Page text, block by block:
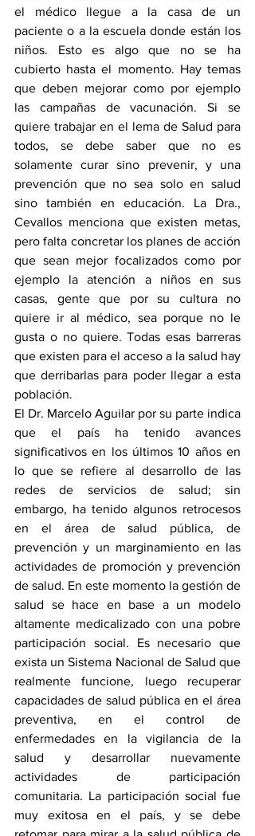
el médico llegue a la casa de un
paciente o a la escuela donde están los
niños. Esto es algo que no se ha
cubierto hasta el momento. Hay temas
que deben mejorar como por ejemplo
las campañas de vacunación. Si se
quiere trabajar en el lema de Salud para
todos, se debe saber que no es
solamente curar sino prevenir, y una
prevención que no sea solo en salud
sino también en educación. La Dra.,
Cevallos menciona que existen metas,
pero falta concretar los planes de acción
que sean mejor focalizados como por
ejemplo la atención a niños en sus
casas, gente que por su cultura no
quiere ir al médico, sea porque no le
gusta o no quiere. Todas esas barreras
que existen para el acceso a la salud hay
que derribarlas para poder llegar a esta
población.
El Dr. Marcelo Aguilar por su parte indica
que el país ha tenido avances
significativos en los últimos 10 años en
lo que se refiere al desarrollo de las
redes de servicios de salud; sin
embargo, ha tenido algunos retrocesos
en el área de salud pública, de
prevención y un marginamiento en las
actividades de promoción y prevención
de salud. En este momento la gestión de
salud se hace en base a un modelo
altamente medicalizado con una pobre
participación social. Es necesario que
exista un Sistema Nacional de Salud que
realmente funcione, luego recuperar
capacidades de salud pública en el área
preventiva, en el control de
enfermedades en la vigilancia de la
salud y desarrollar nuevamente
actividades de participación
comunitaria. La participación social fue
muy exitosa en el país, y se debe